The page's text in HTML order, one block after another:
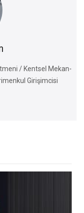
/ Kentsel Mekan-
Girişimcisi